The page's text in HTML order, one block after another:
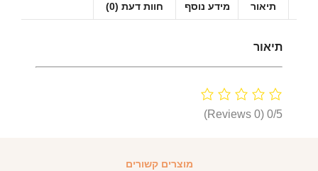
תיאור מידע נוסף חוות דעת (0)
תיאור
0/5
(0 Reviews)
מוצרים קשורים